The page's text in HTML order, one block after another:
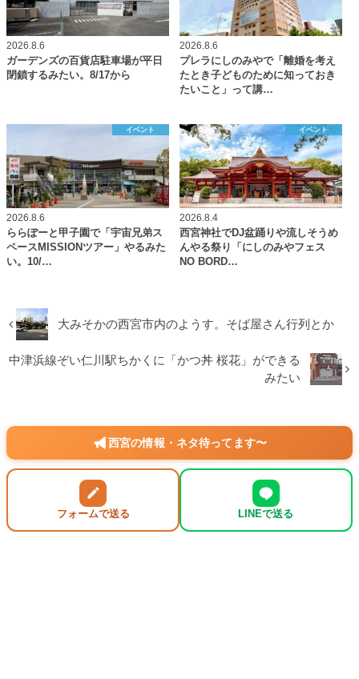
2026.8.6
ガーデンズの百貨店駐車場が平日
閉鎖するみたい。8/17から
2026.8.6
プレラにしのみやで「離婚を考え
たとき子どものために知っておき
たいこと」って講…
イベント
2026.8.6
ららぽーと甲子園で「宇宙兄弟ス
ペースMISSIONツアー」やるみた
い。10/…
イベント
2026.8.4
西宮神社でDJ盆踊りや流しそうめ
んやる祭り「にしのみやフェス
NO BORD…
大みそかの西宮市内のようす。そば屋さん行列とか
中津浜線ぞい仁川駅ちかくに「かつ丼 桜花」ができる
みたい
西宮の情報・ネタ待ってます〜
フォームで送る LINEで送る